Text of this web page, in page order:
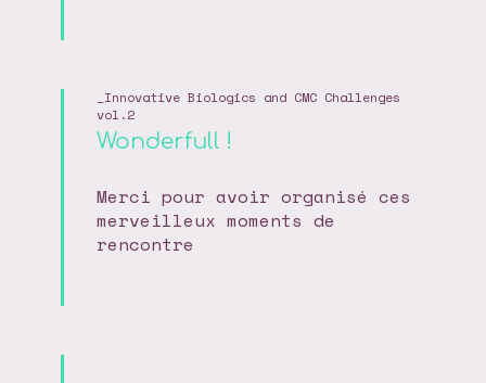
Innovative Biologics and CMC Challenges
vol.2
Wonderfull !
Merci pour avoir organisé ces
merveilleux moments de
rencontre